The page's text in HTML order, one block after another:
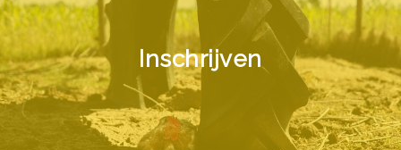
Inschrijven